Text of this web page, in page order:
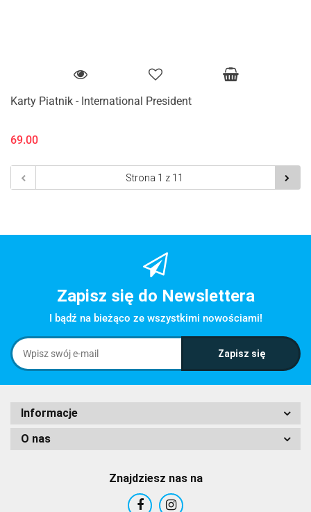
Karty Piatnik - International President
69.00
Zapisz się do Newslettera
I bądź na bieżąco ze wszystkimi nowościami!
Informacje
O nas
Znajdziesz nas na